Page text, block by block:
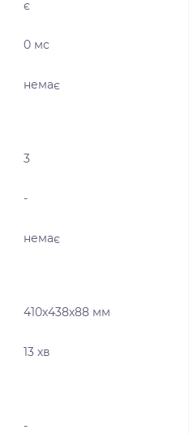
є
0 мс
немає
3
-
немає
410х438х88 мм
13 хв
-